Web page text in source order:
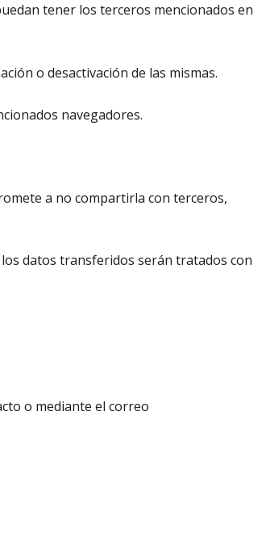
tener los terceros mencionados en
o desactivación de las mismas.
navegadores.
a no compartirla con terceros,
datos transferidos serán tratados con
o mediante el correo